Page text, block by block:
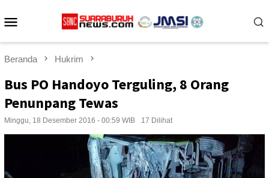
ke
Beranda Hukrim
Bus PO Handoyo Terguling, 8 Orang
Penunpang Tewas
Minggu, 18 Desember 2016 - 00:59 WIB 17 Dilihat